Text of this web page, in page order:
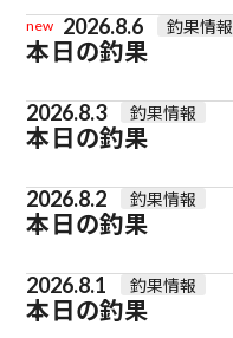
new 2026.8.6 釣果情報
本日の釣果
2026.8.3 釣果情報
本日の釣果
2026.8.2 釣果情報
本日の釣果
2026.8.1 釣果情報
本日の釣果